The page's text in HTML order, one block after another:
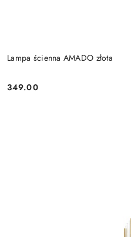
Lampa ścienna AMADO złota
Cena:
349.00